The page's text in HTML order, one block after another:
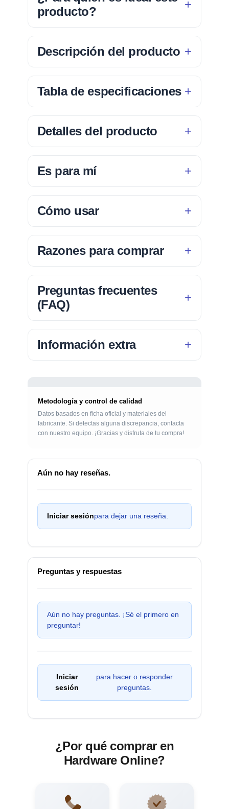
producto?
Descripción del producto
Tabla de especificaciones
Detalles del producto
Es para mí
Cómo usar
Razones para comprar
Preguntas frecuentes
(FAQ)
Información extra
Metodología y control de calidad
Datos basados en ficha oficial y materiales del
fabricante. Si detectas alguna discrepancia, contacta
con nuestro equipo. ¡Gracias y disfruta de tu compra!
Aún no hay reseñas.
Iniciar sesiónpara dejar una reseña.
Preguntas y respuestas
Aún no hay preguntas. ¡Sé el primero en
preguntar!
Iniciar
sesión
para hacer o responder
preguntas.
¿Por qué comprar en
Hardware Online?